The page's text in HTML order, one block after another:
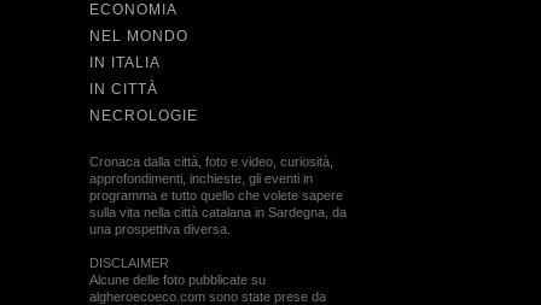
ECONOMIA
NEL MONDO
IN ITALIA
IN CITTÀ
NECROLOGIE
Cronaca dalla città, foto e video, curiosità,
approfondimenti, inchieste, gli eventi in
programma e tutto quello che volete sapere
sulla vita nella città catalana in Sardegna, da
una prospettiva diversa.
DISCLAIMER
Alcune delle foto pubblicate su
algheroecoeco.com sono state prese da